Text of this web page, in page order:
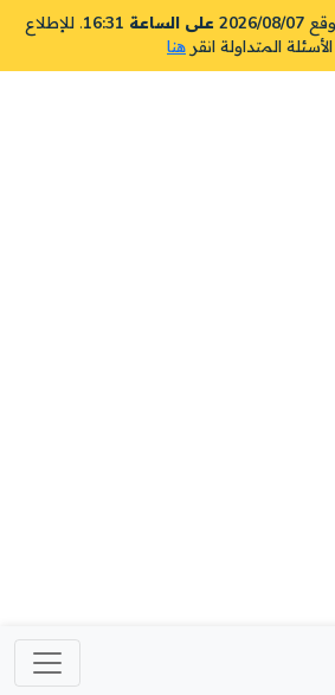
2026/08/07 على الساعة 16:31
. للإطلاع
المتداولة انقر هنا